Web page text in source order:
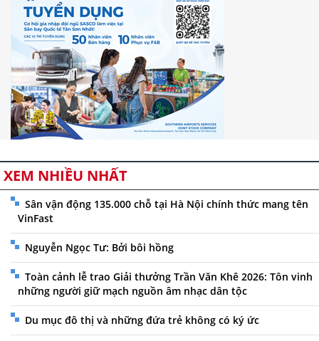
XEM NHIỀU NHẤT
Sân vận động 135.000 chỗ tại Hà Nội chính thức mang tên
VinFast
Nguyễn Ngọc Tư: Bởi bôi hồng
Toàn cảnh lễ trao Giải thưởng Trần Văn Khê 2026: Tôn vinh
những người giữ mạch nguồn âm nhạc dân tộc
Du mục đô thị và những đứa trẻ không có ký ức